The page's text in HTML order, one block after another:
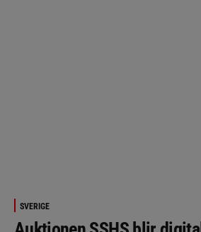
SVERIGE